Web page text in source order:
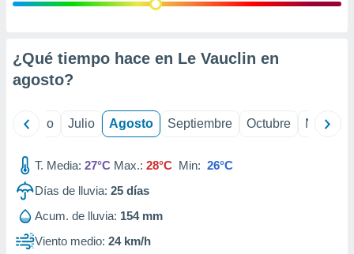
e
mediante
de
1199
¿Qué tiempo hace en Le Vauclin en
agosto?
Junio Julio Agosto Septiembre Octubre
T. Media: 27°C Max.: 28°C Min: 26°C
Días de lluvia: 25 días
Acum. de lluvia: 154 mm
Viento medio: 24 km/h